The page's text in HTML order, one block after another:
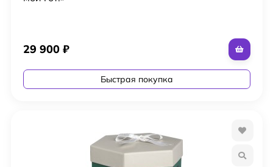
29 900 ₽
Быстрая покупка